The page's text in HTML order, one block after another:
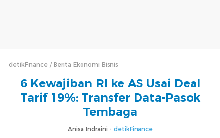
detikFinance Berita Ekonomi Bisnis
6 Kewajiban RI ke AS Usai Deal
Tarif 19%: Transfer Data-Pasok
Tembaga
Anisa Indraini - detikFinance